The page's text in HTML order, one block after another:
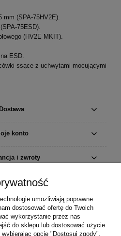
(SPA-75HV2E).
75ESD).
(HV2E-MKIT).
ESD.
ssące z uchwytami mocującymi
Dostawa
konto
i zwroty
O firmie
umożliwiają poprawne
dostosować ofertę do Twoich
wykorzystanie przez nas
do sklepu lub dostosować użycie
opcję "Dostosuj zgody".